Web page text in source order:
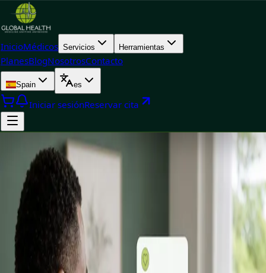
InicioMédicos Servicios Herramientas
PlanesBlogNosotrosContacto
Spain es
Iniciar sesiónReservar cita